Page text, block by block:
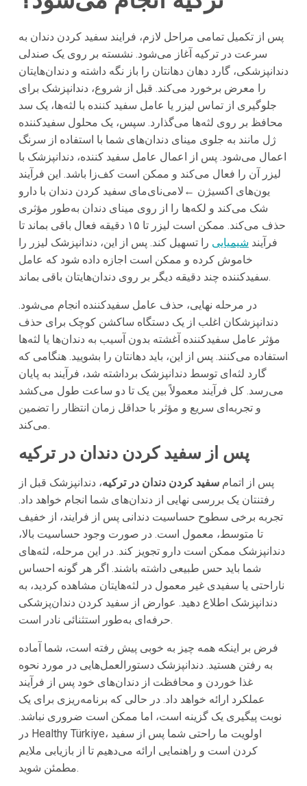
پس از تکمیل تمامی مراحل لازم، فرایند سفید کردن دندان به
سرعت در ترکیه آغاز می‌شود. نشسته بر روی یک صندلی
دندانپزشکی، گارد دهان دهانتان را باز نگه داشته و دندان‌هایتان
را معرض برخورد می‌کند. قبل از شروع، دندانپزشک برای
جلوگیری از تماس لیزر یا عامل سفید کننده با لثه‌ها، یک سد
محافظ بر روی لثه‌ها می‌گذارد. سپس، یک محلول سفیدکننده
ژل مانند به جلوی مینای دندان‌های شما با استفاده از سرنگ
اعمال می‌شود. پس از اعمال عامل سفید کننده، دندانپزشک با
لیزر آن را فعال می‌کند و ممکن است کف‌زا باشد. این فرآیند
یون‌های اکسیژن ←لامی‌نای‌مای سفید کردن دندان با دارو
شک می‌کند و لکه‌ها را از روی مینای دندان به‌طور مؤثری
حذف می‌کند. ممکن است لیزر تا ۱۵ دقیقه فعال باقی بماند تا
فرآیند شیمیایی را تسهیل کند. پس از این، دندانپزشک لیزر را
خاموش کرده و ممکن است اجازه داده شود که عامل
سفیدکننده چند دقیقه دیگر بر روی دندان‌هایتان باقی بماند.
در مرحله نهایی، حذف عامل سفیدکننده انجام می‌شود.
دندانپزشکان اغلب از یک دستگاه ساکشن کوچک برای حذف
مؤثر عامل سفیدکننده آغشته بدون آسیب به دندان‌ها یا لثه‌ها
استفاده می‌کنند. پس از این، باید دهانتان را بشویید. هنگامی که
گارد لثه‌ای توسط دندانپزشک برداشته شد، فرآیند به پایان
می‌رسد. کل فرآیند معمولاً بین یک تا دو ساعت طول می‌کشد
و تجربه‌ای سریع و مؤثر با حداقل زمان انتظار را تضمین
می‌کند.
پس از سفید کردن دندان در ترکیه
پس از اتمامسفید کردن دندان در ترکیه، دندانپزشک قبل از
رفتنتان یک بررسی نهایی از دندان‌های شما انجام خواهد داد.
تجربه برخی سطوح حساسیت دندانی پس از فرایند، از خفیف
تا متوسط، معمول است. در صورت وجود حساسیت بالا،
دندانپزشک ممکن است دارو تجویز کند. در این مرحله، لثه‌های
شما باید حس طبیعی داشته باشند. اگر هر گونه احساس
ناراحتی یا سفیدی غیر معمول در لثه‌هایتان مشاهده کردید، به
دندانپزشک اطلاع دهید. عوارض از سفید کردن دندان‌پزشکی
حرفه‌ای به‌طور استثنائی نادر است.
فرض بر اینکه همه چیز به خوبی پیش رفته است، شما آماده
به رفتن هستید. دندانپزشک دستورالعمل‌هایی در مورد نحوه
غذا خوردن و محافظت از دندان‌های خود پس از فرآیند
عملکرد ارائه خواهد داد. در حالی که برنامه‌ریزی برای یک
نوبت پیگیری یک گزینه است، اما ممکن است ضروری نباشد.
در Healthy Türkiye، اولویت ما راحتی شما پس از سفید
کردن است و راهنمایی ارائه می‌دهیم تا از بازیابی ملایم
مطمئن شوید.